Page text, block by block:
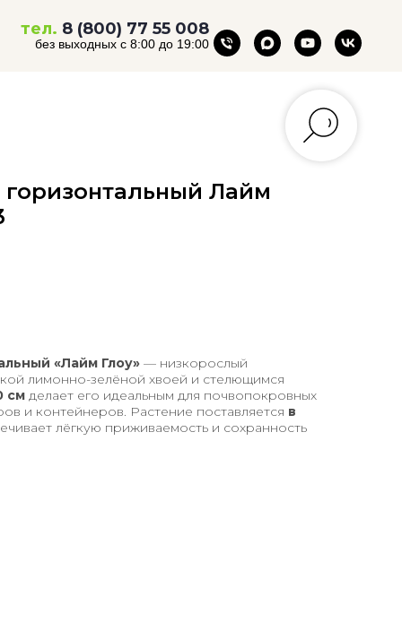
тел. 8 (800) 77 55 008
без выходных с 8:00 до 19:00
Лайм
«Лайм Глоу» — низкорослый
лимонно-зелёной хвоей и стелющимся
см делает его идеальным для почвопокровных
и контейнеров. Растение поставляется в
лёгкую приживаемость и сохранность